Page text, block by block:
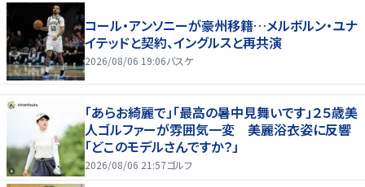
コール・アンソニーが豪州移籍…メルボルン・ユナ
イテッドと契約、イングルスと再共演
2026/08/06 19:06バスケ
「あらお綺麗で」「最高の暑中見舞いです」２５歳美
人ゴルファーが雰囲気一変 美麗浴衣姿に反響
「どこのモデルさんですか？」
2026/08/06 21:57ゴルフ